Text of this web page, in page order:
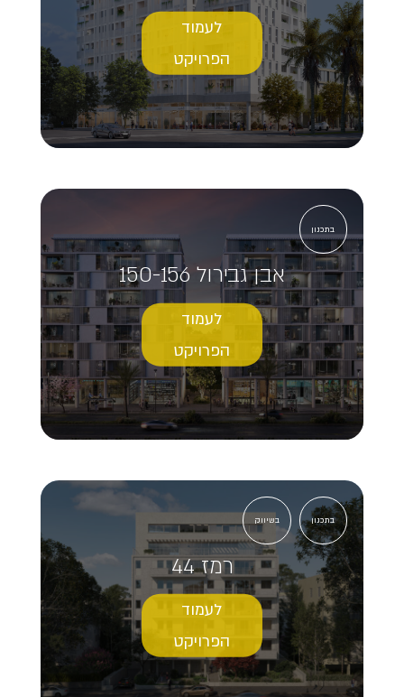
לעמוד
הפרויקט
בתכנון
אבן גבירול 150-156
לעמוד
הפרויקט
בתכנון בשיווק
רמז 44
לעמוד
הפרויקט